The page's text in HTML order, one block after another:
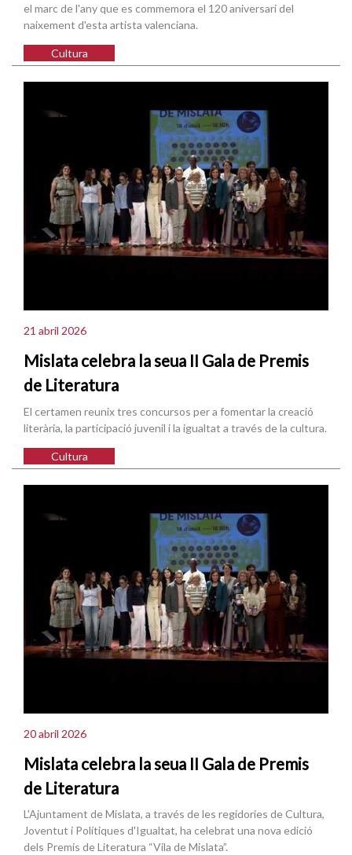
el marc de l'any que es commemora el 120 aniversari del
naixement d'esta artista valenciana.
Cultura
21 abril 2026
Mislata celebra la seua II Gala de Premis
de Literatura
El certamen reunix tres concursos per a fomentar la creació
literària, la participació juvenil i la igualtat a través de la cultura.
Cultura
20 abril 2026
Mislata celebra la seua II Gala de Premis
de Literatura
L'Ajuntament de Mislata, a través de les regidories de Cultura,
Joventut i Polítiques d'Igualtat, ha celebrat una nova edició
dels Premis de Literatura “Vila de Mislata”.